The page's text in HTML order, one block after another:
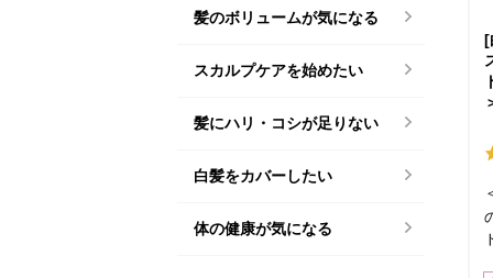
[
髪のボリュームが気になる
スカルプケアを始めたい
髪にハリ・コシが足りない
白髪をカバーしたい
体の健康が気になる